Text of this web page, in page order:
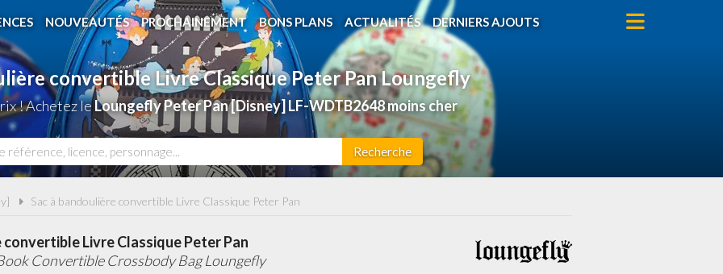
NOUVEAUTÉS PROCHAINEMENT BONS PLANS ACTUALITÉS DERNIERS AJOUTS
convertible Livre Classique Peter Pan Loungefly
! Achetez leLoungefly Peter Pan [Disney] LF-WDTB2648 moins cher
Recherche
Sac à bandoulière convertible Livre Classique Peter Pan
convertible Livre Classique Peter Pan
Convertible Crossbody Bag Loungefly